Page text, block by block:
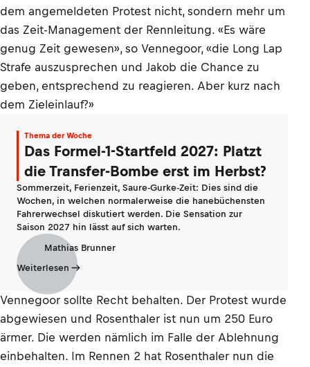
dem angemeldeten Protest nicht, sondern mehr um
das Zeit-Management der Rennleitung. «Es wäre
genug Zeit gewesen», so Vennegoor, «die Long Lap
Strafe auszusprechen und Jakob die Chance zu
geben, entsprechend zu reagieren. Aber kurz nach
dem Zieleinlauf?»
Thema der Woche
Das Formel-1-Startfeld 2027: Platzt
die Transfer-Bombe erst im Herbst?
Sommerzeit, Ferienzeit, Saure-Gurke-Zeit: Dies sind die
Wochen, in welchen normalerweise die hanebüchensten
Fahrerwechsel diskutiert werden. Die Sensation zur
Saison 2027 hin lässt auf sich warten.
Mathias Brunner
Weiterlesen
Vennegoor sollte Recht behalten. Der Protest wurde
abgewiesen und Rosenthaler ist nun um 250 Euro
ärmer. Die werden nämlich im Falle der Ablehnung
einbehalten. Im Rennen 2 hat Rosenthaler nun die